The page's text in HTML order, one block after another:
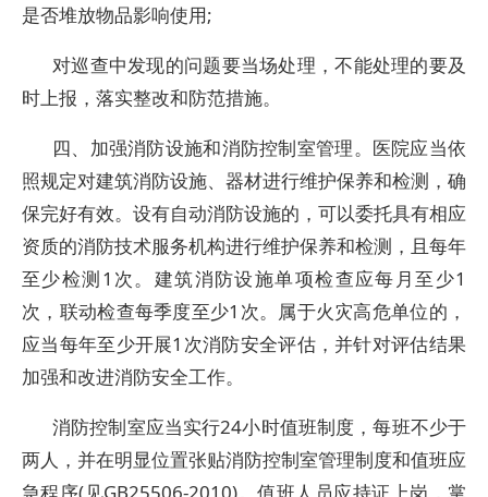
是否堆放物品影响使用;
对巡查中发现的问题要当场处理，不能处理的要及
时上报，落实整改和防范措施。
四、加强消防设施和消防控制室管理。医院应当依
照规定对建筑消防设施、器材进行维护保养和检测，确
保完好有效。设有自动消防设施的，可以委托具有相应
资质的消防技术服务机构进行维护保养和检测，且每年
至少检测1次。建筑消防设施单项检查应每月至少1
次，联动检查每季度至少1次。属于火灾高危单位的，
应当每年至少开展1次消防安全评估，并针对评估结果
加强和改进消防安全工作。
消防控制室应当实行24小时值班制度，每班不少于
两人，并在明显位置张贴消防控制室管理制度和值班应